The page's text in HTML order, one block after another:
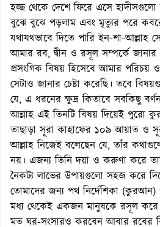
হজ্জ থেকে দেশে ফিরে এসে হাদীসগুলো
বুঝে বুঝে পড়লাম এবং মৃত্যুর পরে
যথাযথভাবে দিতে পারি ইন-শা-আল্লাহ
আমার রব, দ্বীন ও রসূল সম্পর্কে জানার
প্রসংগিক বিষয় হিসেবে আমার পরিচয় ও
সেটাও জানার চেষ্টা করেছি। তবে
যে, এ ধরনের ক্ষুদ্র কিতাবে সবকিছু
আল্লাহ এই তিনটি বিষয় দিয়েই পুরো
তাছাড়া সূরা কাহাফের ১০৯ আয়াত ও
আল্লাহ নিজেই বলেছেন যে, তাঁর
নয়। এজন্য তিনি দয়া ও করুণা করে
নৈকট্য লাভের উপায়গুলো সহজ করে
তোমাদের জন্য পথ নির্দেশিকা (কুরআন)
মধ্য থেকেই একজন মানুষকে রসূল করে
মত ঘর-সংসারও করবেন আবার রবের